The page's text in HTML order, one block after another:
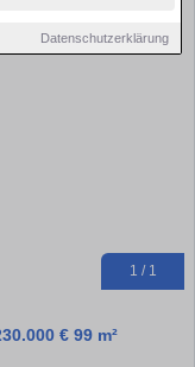
Datenschutzerklärung
1 / 1
€ 99 m²